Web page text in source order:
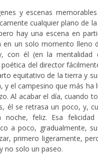
y escenas
cualquier plano de
hay una escena en
en un solo momento lleno
con él (en la mentalidad
del director
equitativo de la tierra y
y el campesino que más ha
Al acabar el día, cuando
él se retrasa un poco, y,
noche, feliz. Esa
a poco, gradualmente,
primero ligeramente,
no solo un paseo.